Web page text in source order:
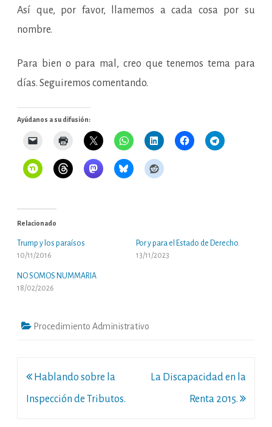
Así que, por favor, llamemos a cada cosa por su
nombre.
Para bien o para mal, creo que tenemos tema para
días. Seguiremos comentando.
Ayúdanos a su difusión:
Relacionado
Trump y los paraísos
10/11/2016
Por y para el Estado de Derecho.
13/11/2023
NO SOMOS NUMMARIA
18/02/2026
Procedimiento Administrativo
Navegación
de
Hablando sobre la
Inspección de Tributos.
La Discapacidad en la
Renta 2015.